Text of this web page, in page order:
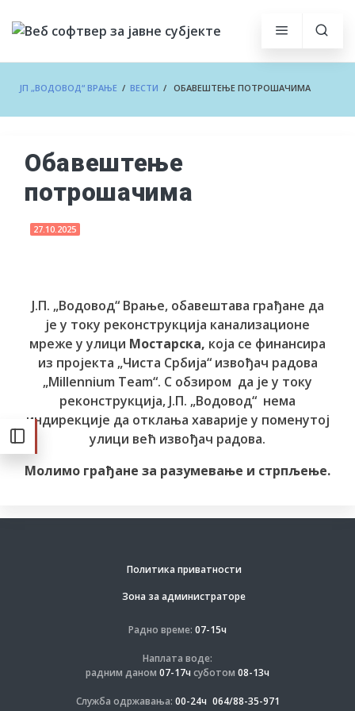
ЈП „ВОДОВОД“ ВРАЊЕ / ВЕСТИ / ОБАВЕШТЕЊЕ ПОТРОШАЧИМА
Обавештење
потрошачима
27.10.2025
Ј.П. „Водовод“ Врање, обавештава грађане да
је у току реконструкција канализационе
мреже у улици Мостарска, која се финансира
из пројекта „Чиста Србија“ извођач радова
„Millennium Team“. С обзиром да је у току
реконструкција, Ј.П. „Водовод“ нема
индирекције да отклања хаварије у поменутој
улици већ извођач радова.
Молимо грађане за разумевање и стрпљење.
Политика приватности
Зона за администраторе
Радно време: 07-15ч
Наплата воде:
радним даном 07-17ч суботом 08-13ч
Служба одржавања: 00-24ч 064/88-35-971